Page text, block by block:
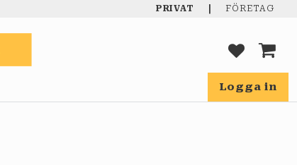
PRIVAT FÖRETAG
Logga in